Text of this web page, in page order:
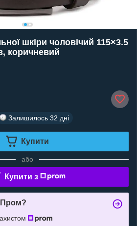
шкіри чоловічий 115×3.5
коричневий
Залишилось 32 дні
Купити
або
Купити з
Пром?